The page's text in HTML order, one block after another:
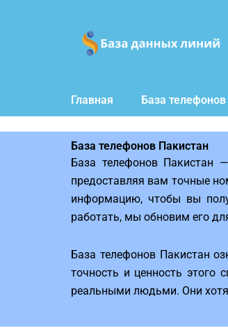
Главная База телефонов
База телефонов Пакистан
База телефонов Пакистан
предоставляя вам точные
информацию, чтобы вы
работать, мы обновим его
База телефонов Пакистан
точность и ценность этого
реальными людьми. Они